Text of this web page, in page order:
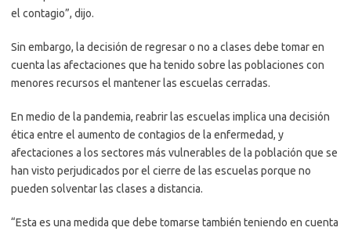
el contagio”, dijo.
Sin embargo, la decisión de regresar o no a clases debe tomar en
cuenta las afectaciones que ha tenido sobre las poblaciones con
menores recursos el mantener las escuelas cerradas.
En medio de la pandemia, reabrir las escuelas implica una decisión
ética entre el aumento de contagios de la enfermedad, y
afectaciones a los sectores más vulnerables de la población que se
han visto perjudicados por el cierre de las escuelas porque no
pueden solventar las clases a distancia.
“Esta es una medida que debe tomarse también teniendo en cuenta